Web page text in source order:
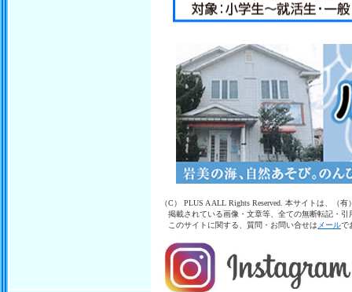
（C） PLUS A ALL Rights Reserved. 本サイトは、（
掲載されている画像・文章等、全ての無断転記・引
このサイトに関する、質問・お問い合せは メールで